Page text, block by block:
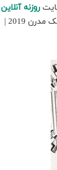
روزنه آنلاین
برای شما چیدمان خانه کوچک عکس 2019 | چیدمان خانه کوچک مستطیلی 2019 | چیدمان خانه کوچک مدرن 2019 |